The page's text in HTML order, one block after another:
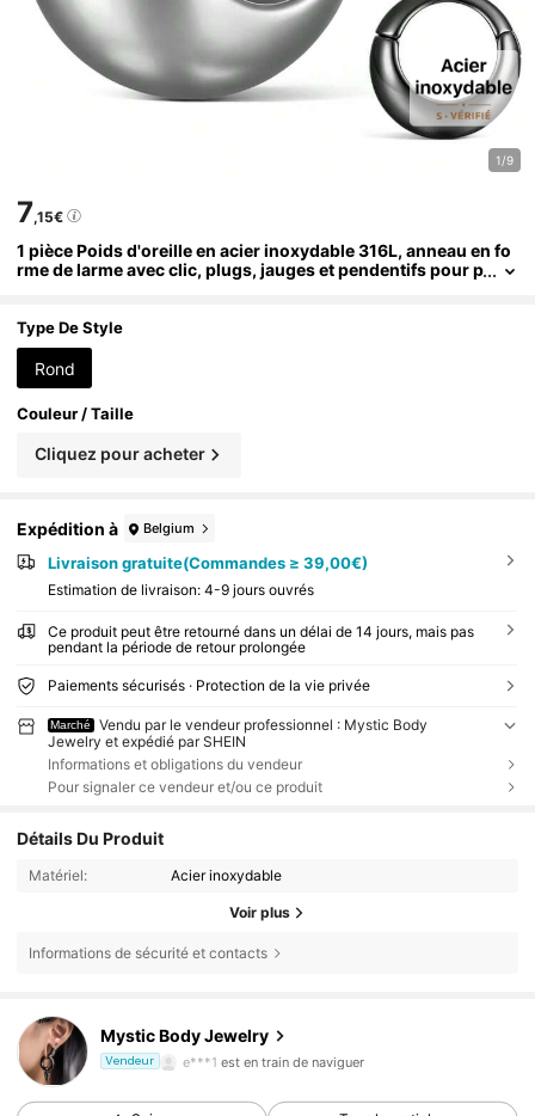
1/9
7,15€
1 pièce Poids d'oreille en acier inoxydable 316L, anneau en fo
rme de larme avec clic, plugs, jauges et pendentifs pour p
Type De Style
Rond
Couleur / Taille
Cliquez pour acheter
Expédition à Belgium
Livraison gratuite(Commandes ≥ 39,00€)
Estimation de livraison: 4-9 jours ouvrés
Ce produit peut être retourné dans un délai de 14 jours, mais pas
pendant la période de retour prolongée
Paiements sécurisés · Protection de la vie privée
Marché
Vendu par le vendeur professionnel : Mystic Body
Jewelry et expédié par SHEIN
Informations et obligations du vendeur
Pour signaler ce vendeur et/ou ce produit
Détails Du Produit
Matériel: Acier inoxydable
Voir plus
Informations de sécurité et contacts
Mystic Body Jewelry
Vendeur
4,86
2.8K Suiveurs
e***1 est en train de naviguer